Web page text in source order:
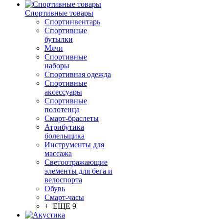
Спортивные товары
Спортинвентарь
Спортивные
бутылки
Мячи
Спортивные
наборы
Спортивная одежда
Спортивные
аксессуары
Спортивные
полотенца
Смарт-браслеты
Атрибутика
болельщика
Инструменты для
массажа
Светоотражающие
элементы для бега и
велоспорта
Обувь
Смарт-часы
+ ЕЩЕ 9